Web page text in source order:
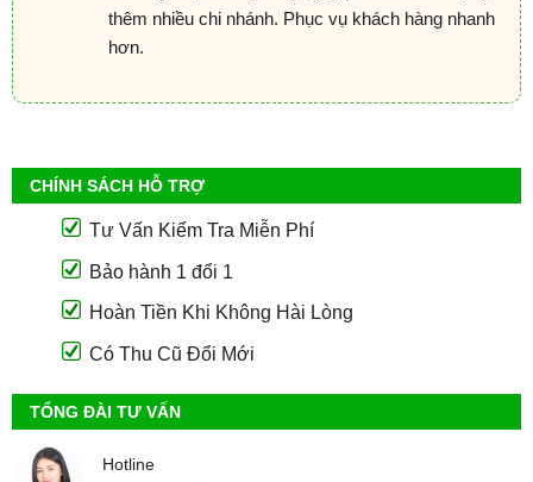
thêm nhiều chi nhánh. Phục vụ khách hàng nhanh
hơn.
CHÍNH SÁCH HỖ TRỢ
Tư Vấn Kiểm Tra Miễn Phí
Bảo hành 1 đổi 1
Hoàn Tiền Khi Không Hài Lòng
Có Thu Cũ Đổi Mới
TỔNG ĐÀI TƯ VẤN
Hotline